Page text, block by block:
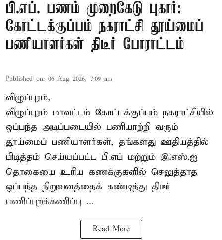
பி.எப். பணம் முறைகேடு புகார்:
கோட்டக்குப்பம் நகராட்சி தூய்மைப்
பணியாளர்கள் திடீர் போராட்டம்
Published on: 06 Aug 2026, 7:09 am
விழுப்புரம்,
விழுப்புரம் மாவட்டம் கோட்டக்குப்பம் நகராட்சியில்
ஒப்பந்த அடிப்படையில் பணியாற்றி வரும்
தூய்மைப் பணியாளர்கள், தங்களது ஊதியத்தில்
பிடித்தம் செய்யப்பட்ட பி.எப் மற்றும் இ.எஸ்.ஐ
தொகையை உரிய கணக்குகளில் செலுத்தாத
ஒப்பந்த நிறுவனத்தைக் கண்டித்து திடீர்
பணிப்புறக்கணிப்பு ...
Read More